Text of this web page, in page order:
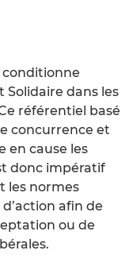
conditionne
Solidaire dans les
référentiel basé
concurrence et
cause les
donc impératif
les normes
afin de
ou de